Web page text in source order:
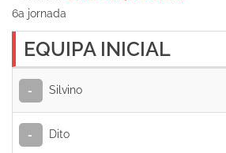
6a jornada
EQUIPA INICIAL
- Silvino
- Dito